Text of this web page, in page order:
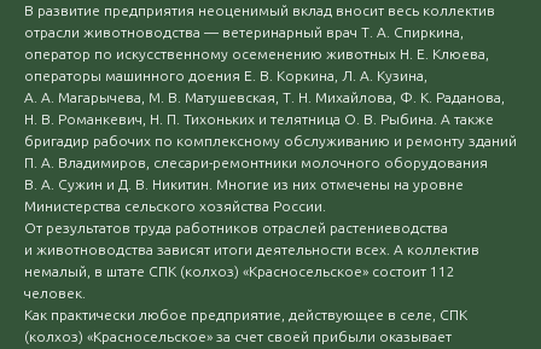
В развитие предприятия неоценимый вклад вносит весь коллектив
отрасли животноводства — ветеринарный врач Т. А. Спиркина,
оператор по искусственному осеменению животных Н. Е. Клюева,
операторы машинного доения Е. В. Коркина, Л. А. Кузина,
А. А. Магарычева, М. В. Матушевская, Т. Н. Михайлова, Ф. К. Раданова,
Н. В. Романкевич, Н. П. Тихоньких и телятница О. В. Рыбина. А также
бригадир рабочих по комплексному обслуживанию и ремонту зданий
П. А. Владимиров, слесари-ремонтники молочного оборудования
В. А. Сужин и Д. В. Никитин. Многие из них отмечены на уровне
Министерства сельского хозяйства России.
От результатов труда работников отраслей растениеводства
и животноводства зависят итоги деятельности всех. А коллектив
немалый, в штате СПК (колхоз) «Красносельское» состоит 112
человек.
Как практически любое предприятие, действующее в селе, СПК
(колхоз) «Красносельское» за счет своей прибыли оказывает